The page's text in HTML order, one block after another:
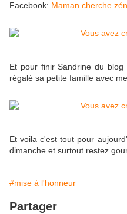
Facebook: Maman cherche
Et pour finir Sandrine du blog
régalé sa petite famille avec
Et voila c'est tout pour
dimanche et surtout restez
#mise à l'honneur
Partager